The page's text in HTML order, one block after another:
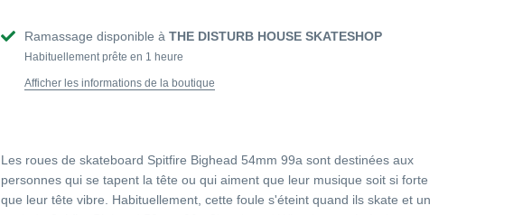
Ramassage disponible à THE DISTURB HOUSE SKATESHOP
Habituellement prête en 1 heure
Afficher les informations de la boutique
Les roues de skateboard Spitfire Bighead 54mm 99a sont destinées aux
personnes qui se tapent la tête ou qui aiment que leur musique soit si forte
que leur tête vibre. Habituellement, cette foule s'éteint quand ils skate et un